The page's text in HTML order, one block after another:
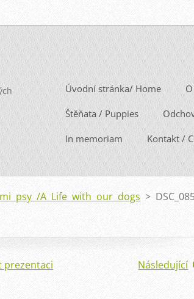
Úvodní stránka/ Home
Štěňata / Puppies
In memoriam Kontakt /
psy /A Life with our dogs >
prezentaci Následující